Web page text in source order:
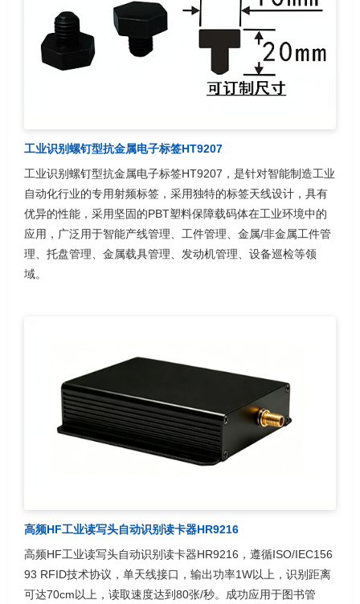
工业识别螺钉型抗金属电子标签HT9207
工业识别螺钉型抗金属电子标签HT9207，是针对智能制造工业
自动化行业的专用射频标签，采用独特的标签天线设计，具有
优异的性能，采用坚固的PBT塑料保障载码体在工业环境中的
应用，广泛用于智能产线管理、工件管理、金属/非金属工件管
理、托盘管理、金属载具管理、发动机管理、设备巡检等领
域。
高频HF工业读写头自动识别读卡器HR9216
高频HF工业读写头自动识别读卡器HR9216，遵循ISO/IEC156
93 RFID技术协议，单天线接口，输出功率1W以上，识别距离
可达70cm以上，读取速度达到80张/秒。成功应用于图书管